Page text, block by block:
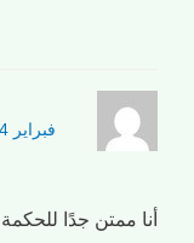
فبراير 24, 2023 الساعة 9:50 ص